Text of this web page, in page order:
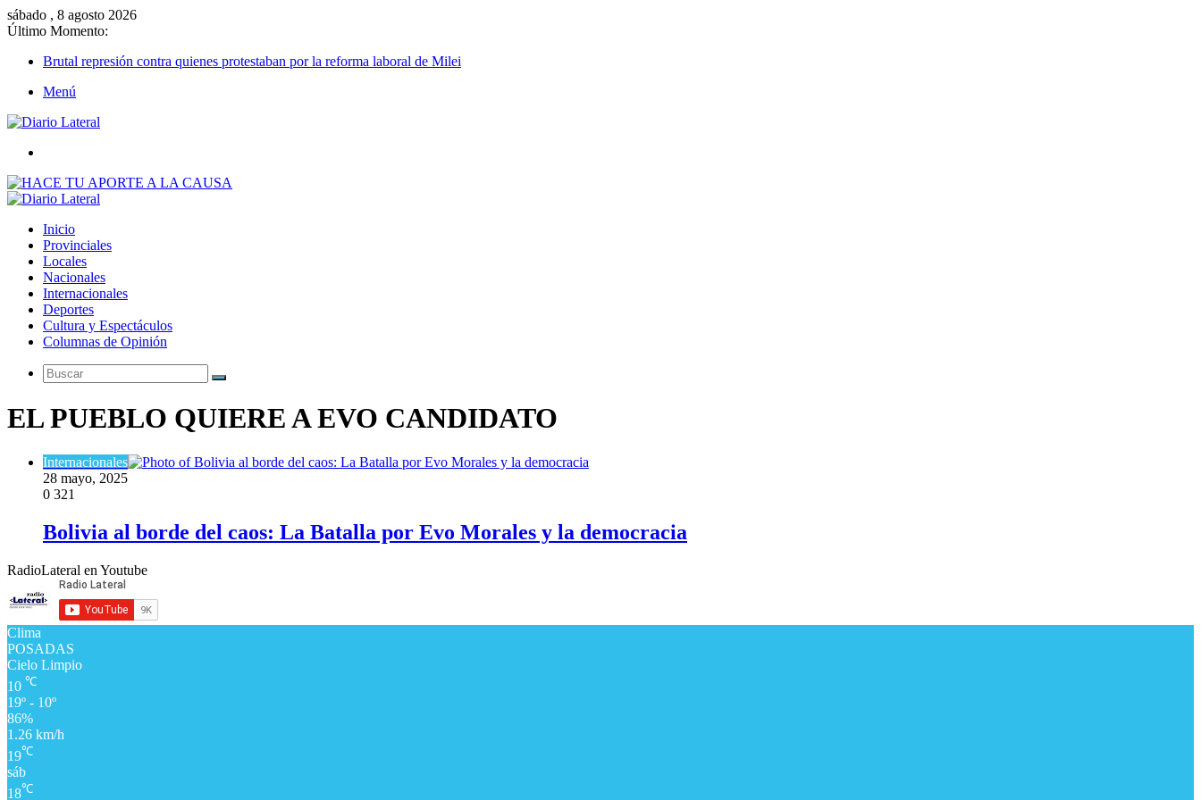
sábado , 8 agosto 2026
Último Momento:
Brutal represión contra quienes protestaban por la reforma laboral de Milei
Menú
Inicio
Provinciales
Locales
Nacionales
Internacionales
Deportes
Cultura y Espectáculos
Columnas de Opinión
Buscar
EL PUEBLO QUIERE A EVO CANDIDATO
Internacionales
28 mayo, 2025
0 321
Bolivia al borde del caos: La Batalla por Evo Morales y la democracia
RadioLateral en Youtube
Clima
POSADAS
Cielo Limpio
10 ℃
19º - 10º
86%
1.26 km/h
19℃
sáb
18℃